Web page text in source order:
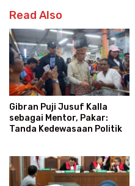
Read Also
Gibran Puji Jusuf Kalla
sebagai Mentor, Pakar:
Tanda Kedewasaan Politik